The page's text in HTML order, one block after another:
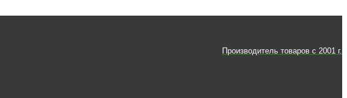
Производитель товаров c 2001 г.